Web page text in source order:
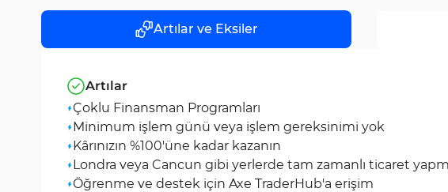
Artılar ve Eksiler
Artılar
Çoklu Finansman Programları
Minimum işlem günü veya işlem gereksinimi yok
Kârınızın %100'üne kadar kazanın
Londra veya Cancun gibi yerlerde tam zamanlı ticaret
Öğrenme ve destek için Axe TraderHub'a erişim